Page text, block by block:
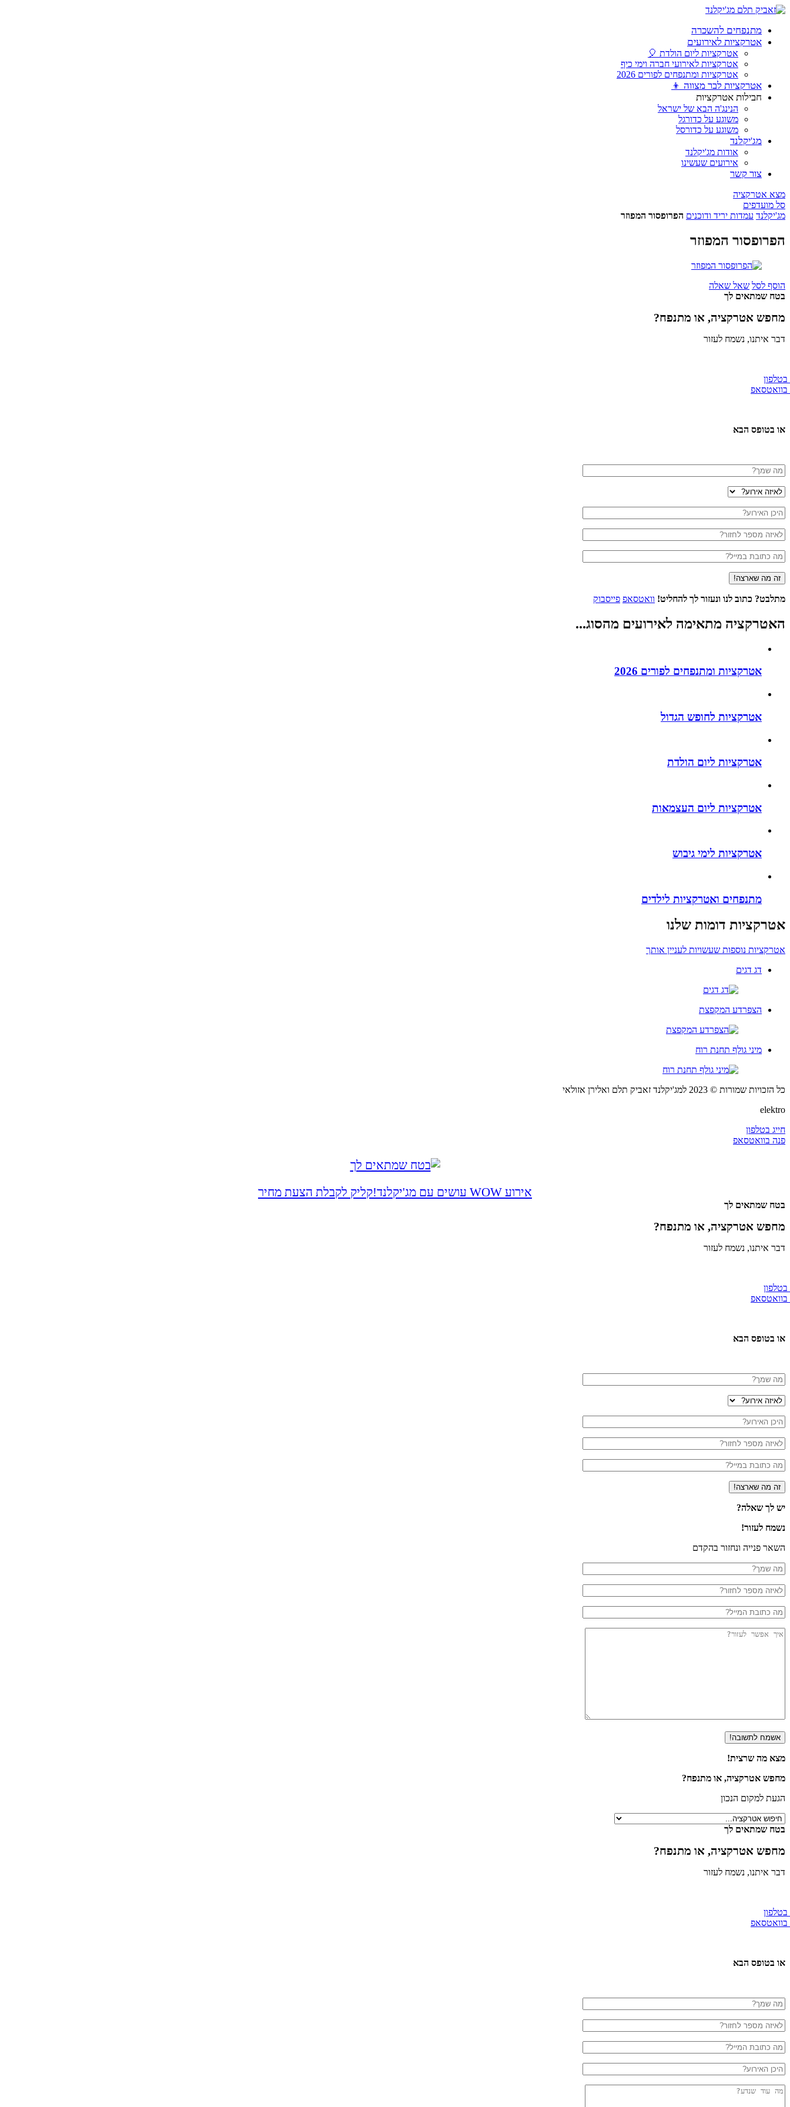
מתנפחים להשכרה
אטרקציות לאירועים
אטרקציות ליום הולדת 🎈
אטרקציות לאירועי חברה וימי כיף
אטרקציות ומתנפחים לפורים 2026
אטרקציות לבר מצווה 👦
חבילות אטרקציות
הנינג'ה הבא של ישראל
משוגע על כדורגל
משוגע על כדורסל
מג'יקלנד
אודות מג'יקלנד
אירועים שעשינו
צור קשר
מצא אטרקציה
סל מועדפים
מג'יקלנד עמדות יריד ודוכנים הפרופסור המפוזר
הפרופסור המפוזר
הוסף לסל שאל שאלה
בטח שמתאים לך
מחפש אטרקציה, או מתנפח?
דבר איתנו, נשמח לעזור
בטלפון
בוואטסאפ
או בטופס הבא
מתלבט? כתוב לנו ונעזור לך להחליט! וואטסאפ פייסבוק
האטרקציה מתאימה לאירועים מהסוג...
אטרקציות ומתנפחים לפורים 2026
אטרקציות לחופש הגדול
אטרקציות ליום הולדת
אטרקציות ליום העצמאות
אטרקציות לימי גיבוש
מתנפחים ואטרקציות לילדים
אטרקציות דומות שלנו
אטרקציות נוספות שעשויות לעניין אותך
דג דגים
הצפרדע המקפצת
מיני גולף תחנת רוח
כל הזכויות שמורות © 2023 למג'יקלנד זאביק תלם ואלירן אזולאי
elektro
חייג בטלפון
פנה בוואטסאפ
אירוע WOW עושים עם מג'יקלנד! קליק לקבלת הצעת מחיר
בטח שמתאים לך
מחפש אטרקציה, או מתנפח?
דבר איתנו, נשמח לעזור
בטלפון
בוואטסאפ
או בטופס הבא
יש לך שאלה?
נשמח לעזור!
השאר פנייה ונחזור בהקדם
מצא מה שרצית!
מחפש אטרקציה, או מתנפח?
הגעת למקום הנכון
בטח שמתאים לך
מחפש אטרקציה, או מתנפח?
דבר איתנו, נשמח לעזור
בטלפון
בוואטסאפ
או בטופס הבא